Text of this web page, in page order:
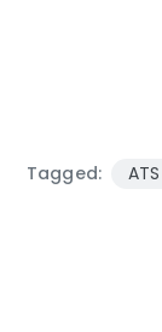
Tagged: ATS